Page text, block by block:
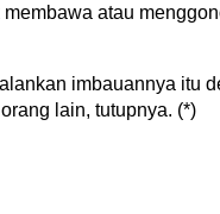
atau
imbauannya itu
lain, tutupnya. (*)